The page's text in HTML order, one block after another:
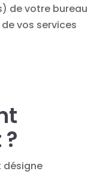
de votre bureau
vos services
désigne